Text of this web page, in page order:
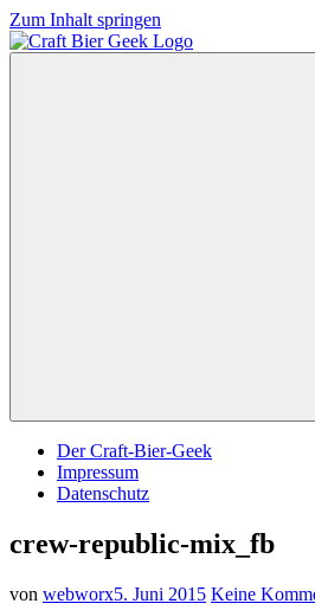
Zum Inhalt springen
Der Craft-Bier-Geek
Impressum
Datenschutz
crew-republic-mix_fb
von webworx5. Juni 2015 Keine